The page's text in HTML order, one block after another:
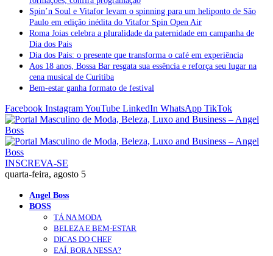
Spin’n Soul e Vitafor levam o spinning para um heliponto de São
Paulo em edição inédita do Vitafor Spin Open Air
Roma Joias celebra a pluralidade da paternidade em campanha de
Dia dos Pais
Dia dos Pais: o presente que transforma o café em experiência
Aos 18 anos, Bossa Bar resgata sua essência e reforça seu lugar na
cena musical de Curitiba
Bem-estar ganha formato de festival
Facebook InstagramYouTube LinkedIn WhatsApp TikTok
INSCREVA-SE
quarta-feira, agosto 5
Angel Boss
BOSS
TÁ NA MODA
BELEZA E BEM-ESTAR
DICAS DO CHEF
EAÍ, BORA NESSA?